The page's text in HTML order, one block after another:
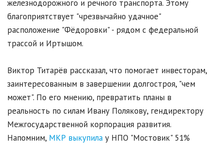
железнодорожного и речного транспорта. Этому
благоприятствует "чрезвычайно удачное"
расположение "Фёдоровки" - рядом с федеральной
трассой и Иртышом.
Виктор Титарёв рассказал, что помогает инвесторам,
заинтересованным в завершении долгостроя, "чем
может". По его мнению, превратить планы в
реальность по силам Ивану Полякову, гендиректору
Межгосударственной корпорация развития.
Напомним, МКР выкупила у НПО "Мостовик" 51%